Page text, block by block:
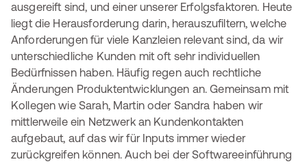
ausgereift sind, und einer unserer Erfolgsfaktoren. Heute
liegt die Herausforderung darin, herauszufiltern, welche
Anforderungen für viele Kanzleien relevant sind, da wir
unterschiedliche Kunden mit oft sehr individuellen
Bedürfnissen haben. Häufig regen auch rechtliche
Änderungen Produktentwicklungen an. Gemeinsam mit
Kollegen wie Sarah, Martin oder Sandra haben wir
mittlerweile ein Netzwerk an Kundenkontakten
aufgebaut, auf das wir für Inputs immer wieder
zurückgreifen können. Auch bei der Softwareeinführung